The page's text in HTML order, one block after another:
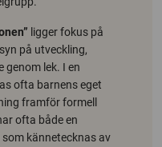
ligger fokus på
på utveckling,
genom lek. I en
ofta barnens eget
framför formell
ofta både en
kännetecknas av